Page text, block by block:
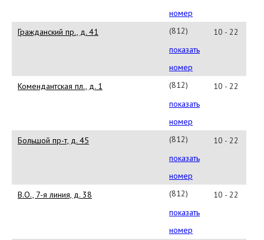
56-
08
номер
Гражданский пр., д. 41
(812)
677-
38-
36
показать
номер
10 - 22
Комендантская пл., д. 1
(812)
494-
97-
72
показать
номер
10 - 22
Большой пр-т, д. 45
(812)
232-
63-
29
показать
номер
10 - 22
В.О., 7-я линия, д. 38
(812)
323-
42-
показать
номер
10 - 22